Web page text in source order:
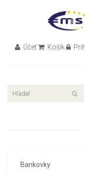
Účet Košík
Bankovky